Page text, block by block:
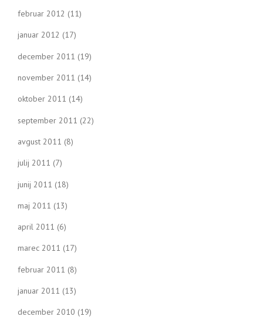
februar 2012 (11)
januar 2012 (17)
december 2011 (19)
november 2011 (14)
oktober 2011 (14)
september 2011 (22)
avgust 2011 (8)
julij 2011 (7)
junij 2011 (18)
maj 2011 (13)
april 2011 (6)
marec 2011 (17)
februar 2011 (8)
januar 2011 (13)
december 2010 (19)